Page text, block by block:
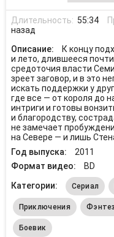
Длительность: 55:34
назад
Описание:
К концу
и лето, длившееся
средоточия власти
зреет заговор, и в это
искать поддержки у
где все — от короля до
интриги и готовы
и благородству,
не замечает
на Севере — и лишь
Год выпуска:
2011
Формат видео:
BD
Категории:
Сериал
Приключения
Боевик